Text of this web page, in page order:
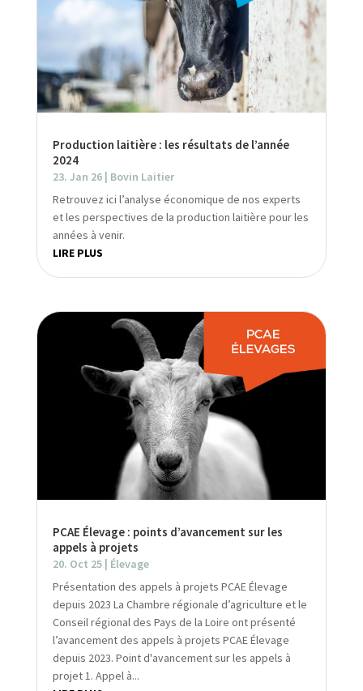
Production laitière : les résultats de l’année
2024
23. Jan 26| Bovin Laitier
Retrouvez ici l’analyse économique de nos experts
et les perspectives de la production laitière pour les
années à venir.
LIRE PLUS
PCAE Élevage : points d’avancement sur les
appels à projets
20. Oct 25| Élevage
Présentation des appels à projets PCAE Élevage
depuis 2023 La Chambre régionale d’agriculture et le
Conseil régional des Pays de la Loire ont présenté
l’avancement des appels à projets PCAE Élevage
depuis 2023. Point d'avancement sur les appels à
projet 1. Appel à...